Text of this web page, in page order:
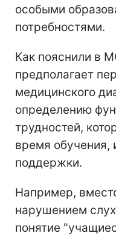
особыми
потребностями.
Как пояснили в
предполагает
медицинского
определению
трудностей,
время обучения,
поддержки.
Например,
нарушением
понятие